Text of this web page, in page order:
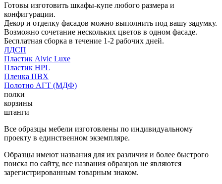
Готовы изготовить шкафы-купе любого размера и
конфигурации.
Декор и отделку фасадов можно выполнить под вашу задумку.
Возможно сочетание нескольких цветов в одном фасаде.
Бесплатная сборка в течение 1-2 рабочих дней.
ЛДСП
Пластик Alvic Luxe
Пластик HPL
Пленка ПВХ
Полотно АГТ (МДФ)
полки
корзины
штанги
Все образцы мебели изготовлены по индивидуальному
проекту в единственном экземпляре.
Образцы имеют названия для их различия и более быстрого
поиска по сайту, все названия образцов не являются
зарегистрированным товарным знаком.